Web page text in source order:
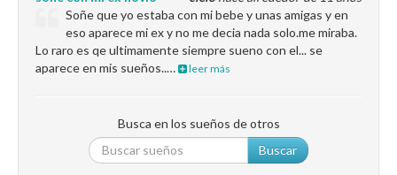
Soñe que yo estaba con mi bebe y unas amigas y en
eso aparece mi ex y no me decia nada solo.me miraba.
Lo raro es qe ultimamente siempre sueno con el... se
aparece en mis sueños..…
leer más
Busca en los sueños de otros
Buscar